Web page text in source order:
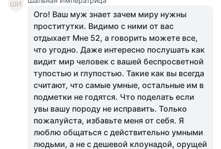
ШИ
Ого! Ваш муж знает зачем миру нужны
проститутки. Видимо с ними от вас
отдыхает Мне 52, а говорить можете все,
что угодно. Даже интересно послушать как
видит мир человек с вашей беспросветной
тупостью и глупостью. Такие как вы всегда
считают, что самые умные, остальные им в
подметки не годятся. Что поделать если
увы вашу породу не исправить. Только
пожалуйста, избавьте меня от себя. Я
люблю общаться с действительно умными
людьми, а не с дешевой клоунадой, орущей